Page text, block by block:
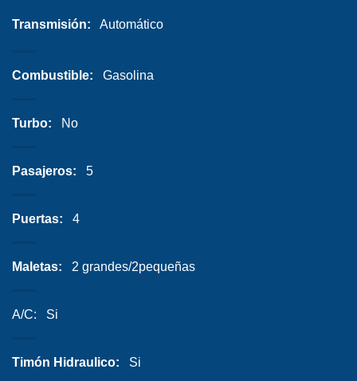
Transmisión: Automático
Combustible: Gasolina
Turbo: No
Pasajeros: 5
Puertas: 4
Maletas: 2 grandes/2pequeñas
A/C: Si
Timón Hidraulico: Si